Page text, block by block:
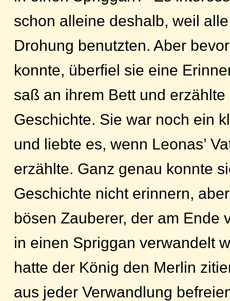
schon alleine deshalb, weil
Drohung benutzten. Aber
konnte, überfiel sie eine
saß an ihrem Bett und erzählte
Geschichte. Sie war noch ein
und liebte es, wenn Leonas’
erzählte. Ganz genau konnte
Geschichte nicht erinnern,
bösen Zauberer, der am Ende
in einen Spriggan verwandelt
hatte der König den Merlin
aus jeder Verwandlung